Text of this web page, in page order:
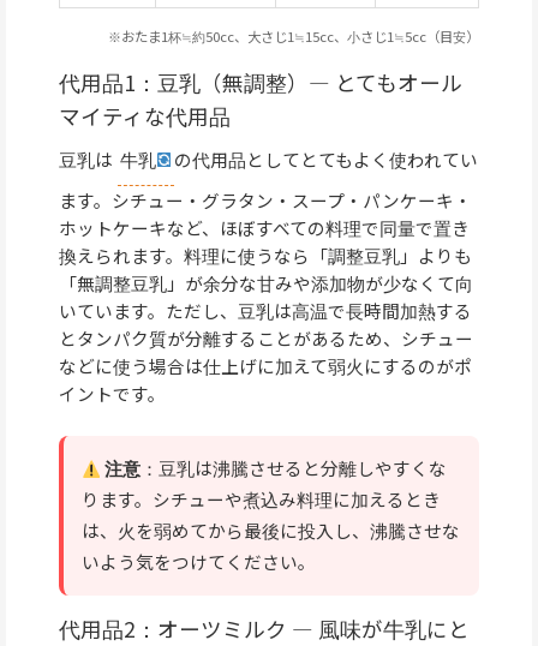
※おたま1杯≒約50cc、大さじ1≒15cc、小さじ1≒5cc（目安）
代用品1：豆乳（無調整）— とてもオール
マイティな代用品
豆乳は 牛乳
の代用品としてとてもよく使われてい
ます。シチュー・グラタン・スープ・パンケーキ・
ホットケーキなど、ほぼすべての料理で同量で置き
換えられます。料理に使うなら「調整豆乳」よりも
「無調整豆乳」が余分な甘みや添加物が少なくて向
いています。ただし、豆乳は高温で長時間加熱する
とタンパク質が分離することがあるため、シチュー
などに使う場合は仕上げに加えて弱火にするのがポ
イントです。
注意 ：豆乳は沸騰させると分離しやすくな
ります。シチューや煮込み料理に加えるとき
は、火を弱めてから最後に投入し、沸騰させな
いよう気をつけてください。
代用品2：オーツミルク — 風味が牛乳にと